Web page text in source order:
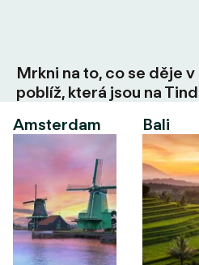
Mrkni na to, co se děje
poblíž, která jsou na
Amsterdam
Bali